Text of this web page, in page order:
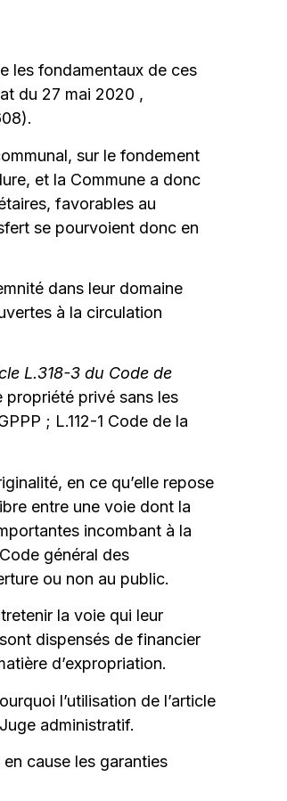
les fondamentaux de ces
du 27 mai 2020 ,
sur le fondement
et la Commune a donc
favorables au
se pourvoient donc en
dans leur domaine
à la circulation
L.318-3 du Code de
propriété privé sans les
; L.112-1 Code de la
en ce qu’elle repose
entre une voie dont la
incombant à la
général des
ou non au public.
la voie qui leur
dispensés de financier
d’expropriation.
l’utilisation de l’article
administratif.
cause les garanties